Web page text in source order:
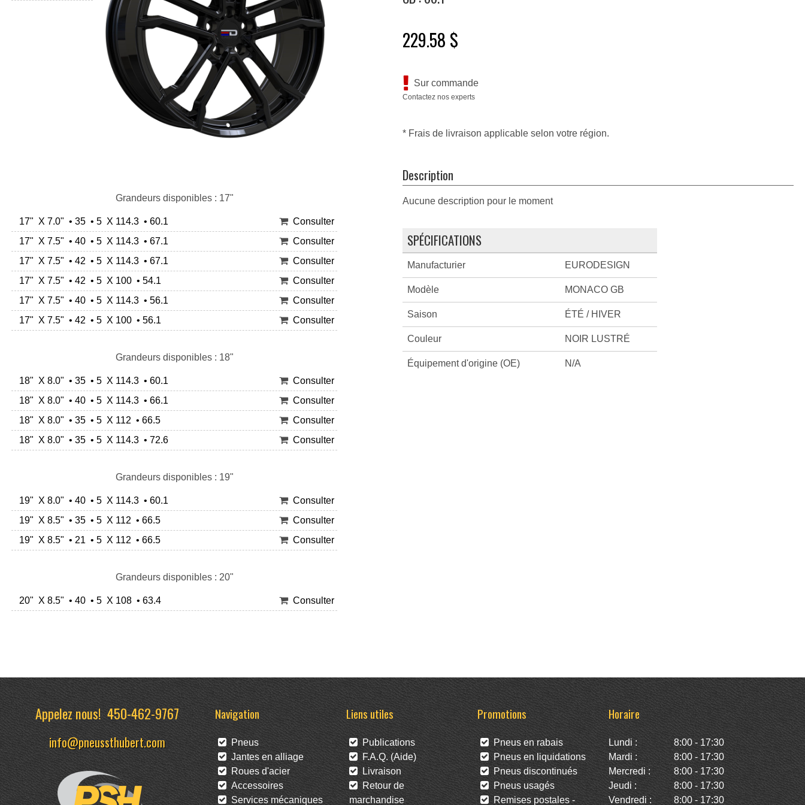
Grandeurs disponibles : 17"
17" X 7.0" • 35 • 5 X 114.3 • 60.1
Consulter
17" X 7.5" • 40 • 5 X 114.3 • 67.1
Consulter
17" X 7.5" • 42 • 5 X 114.3 • 67.1
Consulter
17" X 7.5" • 42 • 5 X 100 • 54.1
Consulter
17" X 7.5" • 40 • 5 X 114.3 • 56.1
Consulter
17" X 7.5" • 42 • 5 X 100 • 56.1
Consulter
Grandeurs disponibles : 18"
18" X 8.0" • 35 • 5 X 114.3 • 60.1
Consulter
18" X 8.0" • 40 • 5 X 114.3 • 66.1
Consulter
18" X 8.0" • 35 • 5 X 112 • 66.5
Consulter
18" X 8.0" • 35 • 5 X 114.3 • 72.6
Consulter
Grandeurs disponibles : 19"
19" X 8.0" • 40 • 5 X 114.3 • 60.1
Consulter
19" X 8.5" • 35 • 5 X 112 • 66.5
Consulter
19" X 8.5" • 21 • 5 X 112 • 66.5
Consulter
Grandeurs disponibles : 20"
20" X 8.5" • 40 • 5 X 108 • 63.4 Consulter
229.58 $
Sur commande
Contactez nos experts
* Frais de livraison applicable selon votre région.
Description
Aucune description pour le moment
SPÉCIFICATIONS
Manufacturier EURODESIGN
Modèle MONACO GB
Saison ÉTÉ / HIVER
Couleur NOIR LUSTRÉ
Équipement d'origine (OE) N/A
Appelez nous!450-462-9767
info@pneussthubert.com
Navigation
Pneus
Jantes en alliage
Roues d'acier
Accessoires
Services mécaniques
Liens utiles
Publications
F.A.Q. (Aide)
Livraison
Retour de
marchandise
Promotions
Pneus en rabais
Pneus en liquidations
Pneus discontinués
Pneus usagés
Remises postales -
Horaire
Lundi :
8:00 - 17:30
Mardi :
8:00 - 17:30
Mercredi :
8:00 - 17:30
Jeudi :
8:00 - 17:30
Vendredi :
8:00 - 17:30